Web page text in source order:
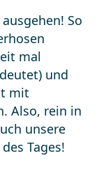
So
mal
und
mit
Also, rein in
unsere
Tages!